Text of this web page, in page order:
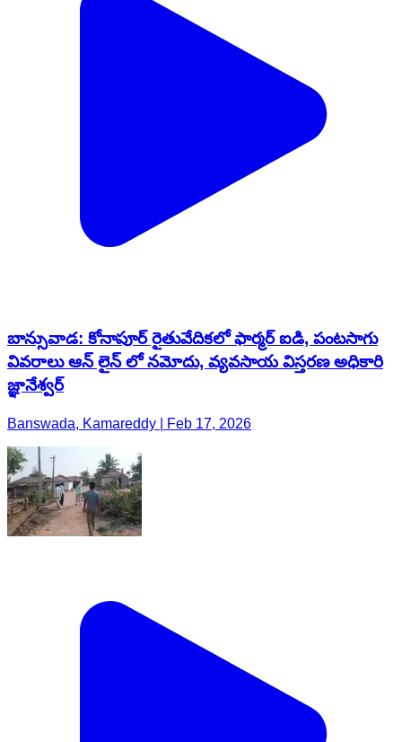
బాన్సువాడ: కోనాపూర్ రైతువేదికలో ఫార్మర్ ఐడి, పంటసాగు
వివరాలు ఆన్ లైన్ లో నమోదు, వ్యవసాయ విస్తరణ అధికారి
జ్ఞానేశ్వర్
Banswada, Kamareddy | Feb 17, 2026